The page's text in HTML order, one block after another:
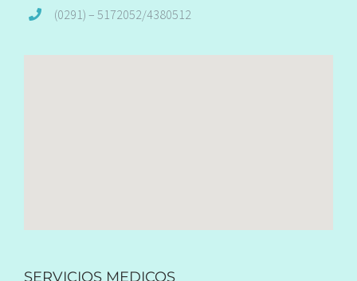
(0291) – 5172052/4380512
SERVICIOS MEDICOS